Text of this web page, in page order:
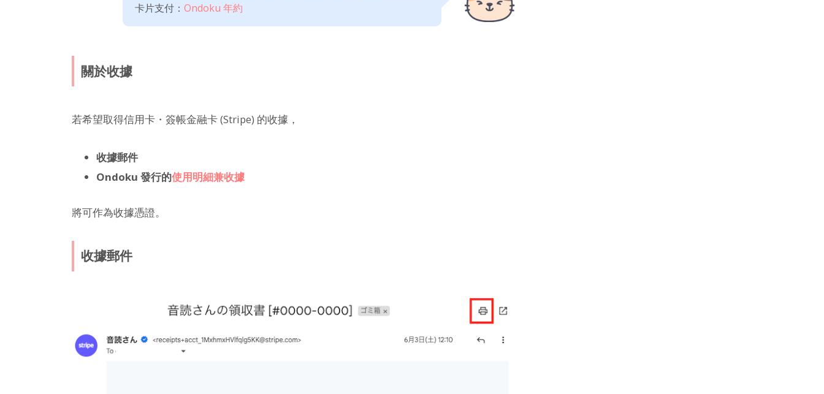
卡片支付：Ondoku 年約
關於收據
若希望取得信用卡・簽帳金融卡 (Stripe) 的收據，
收據郵件
Ondoku 發行的使用明細兼收據
將可作為收據憑證。
收據郵件